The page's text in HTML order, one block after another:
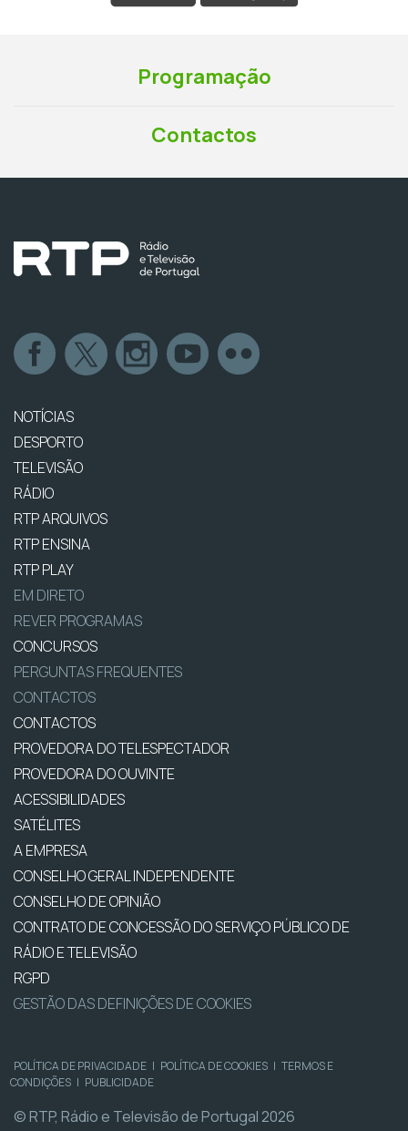
Programação
Contactos
NOTÍCIAS
DESPORTO
TELEVISÃO
RÁDIO
RTP ARQUIVOS
RTP ENSINA
RTP PLAY
EM DIRETO
REVER PROGRAMAS
CONCURSOS
PERGUNTAS FREQUENTES
CONTACTOS
CONTACTOS
PROVEDORA DO TELESPECTADOR
PROVEDORA DO OUVINTE
ACESSIBILIDADES
SATÉLITES
A EMPRESA
CONSELHO GERAL INDEPENDENTE
CONSELHO DE OPINIÃO
CONTRATO DE CONCESSÃO DO SERVIÇO PÚBLICO DE
RÁDIO E TELEVISÃO
RGPD
GESTÃO DAS DEFINIÇÕES DE COOKIES
POLÍTICA DE PRIVACIDADE | POLÍTICA DE COOKIES | TERMOS E
CONDIÇÕES | PUBLICIDADE
© RTP, Rádio e Televisão de Portugal 2026